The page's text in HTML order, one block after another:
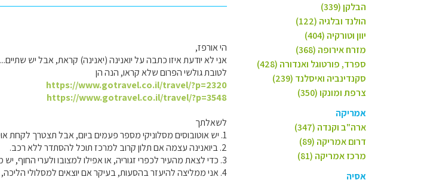
הבלקן (339)
הולנד ובלגיה (122)
יוון וטורקיה (404)
מזרח אירופה (368)
ספרד, פורטוגל ואנדורה (428)
סקנדינביה ואיסלנד (239)
צרפת ומונקו (350)
אמריקה
ארה"ב וקנדה (347)
דרום אמריקה (89)
מרכז אמריקה (81)
אסיה
הי אורפז,
אני לא יודעת איזו כתבה על יואנינה (יאנינה) קראת, אבל יש שתיים...
לטובת גולשי הפרום שלא קראו, הנה הן
https://www.gotravel.co.il/travel/?p=2320
https://www.gotravel.co.il/travel/?p=3548
לשאלתך
1. יש אוטובוסים מסלוניקי מספר פעמים ביום, אבל תצטרך לקחת אוטובוס (או שאטל, אם יש) גם משדה התעופה לתחנה המרכזית.
2. ביואנינה עצמה אם תלון קרוב למרכז תוכל להסתדר ללא רכב.
3. כדי לצאת מהעיר לכפרי זגוריה, או אפילו למצובו ולערי החוף, יש מעט מאד אוטובוסים. לחלק מהמקומות פעם ביום ולאחרים אפילו זה לא.
4. אני ממליצה להיעזר בהסעות, בעיקר אם יוצאים למסלולי הליכה, שם הזמנים הם קריטיים.